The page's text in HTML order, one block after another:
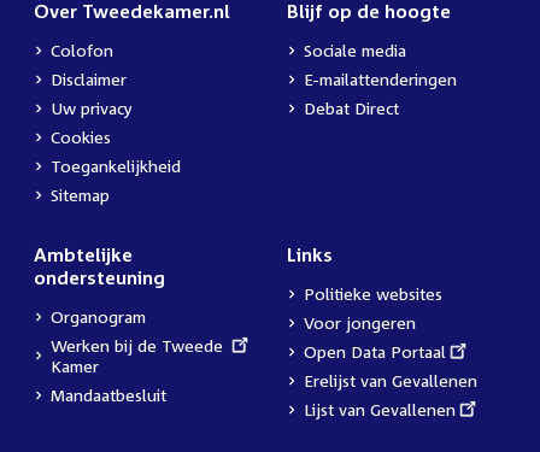
Over Tweedekamer.nl
Colofon
Disclaimer
Uw privacy
Cookies
Toegankelijkheid
Sitemap
Blijf op de hoogte
Sociale media
E-mailattenderingen
Debat Direct
Ambtelijke
ondersteuning
Organogram
External
link:
Werken bij de Tweede
Kamer
Mandaatbesluit
Links
Politieke websites
Voor jongeren
External
link:
Open Data Portaal
Erelijst van Gevallenen
External
Lijst van Gevallenen